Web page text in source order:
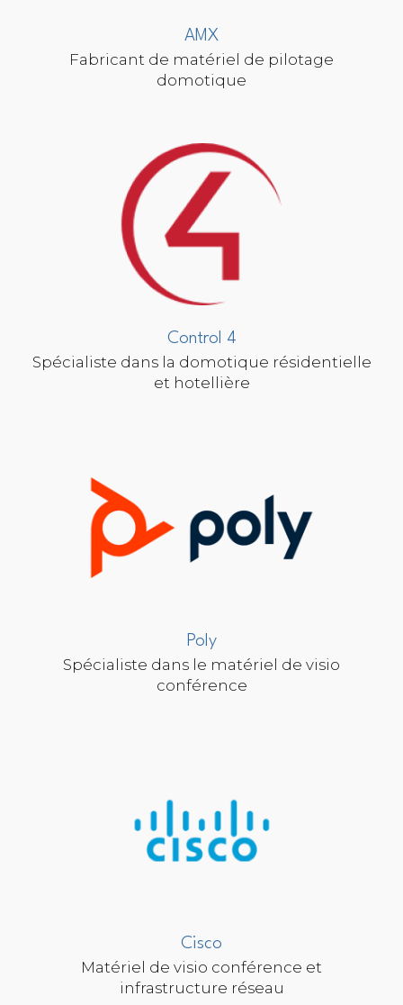
AMX
Fabricant de matériel de pilotage
domotique
Control 4
Spécialiste dans la domotique résidentielle
et hotellière
Poly
Spécialiste dans le matériel de visio
conférence
Cisco
Matériel de visio conférence et
infrastructure réseau